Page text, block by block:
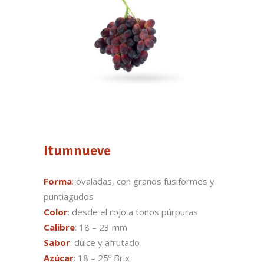
Itumnueve
Forma: ovaladas, con granos fusiformes y
puntiagudos
Color: desde el rojo a tonos púrpuras
Calibre: 18 – 23 mm
Sabor: dulce y afrutado
Azúcar: 18 – 25º Brix